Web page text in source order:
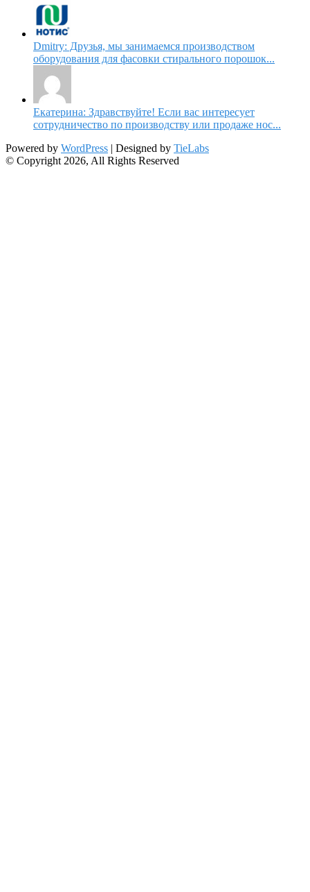
Dmitry: Друзья, мы занимаемся производством
оборудования для фасовки стирального порошок...
Екатерина: Здравствуйте! Если вас интересует
сотрудничество по производству или продаже нос...
Powered by WordPress | Designed by TieLabs
© Copyright 2026, All Rights Reserved